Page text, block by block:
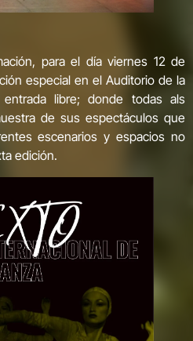
para el día viernes 12 de
especial en el Auditorio de la
entrada libre; donde todas als
de sus espectáculos que
escenarios y espacios no
edición.